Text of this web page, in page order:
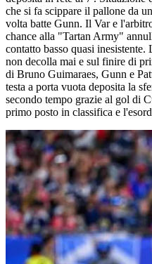
che si fa scippare il pallone da
volta batte Gunn. Il Var e
chance alla "Tartan Army"
contatto basso quasi
non decolla mai e sul finire di
di Bruno Guimaraes, Gunn e
testa a porta vuota deposita la
secondo tempo grazie al gol di
primo posto in classifica e